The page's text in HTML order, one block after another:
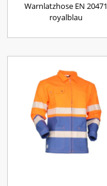
Warnlatzhose EN 20471
royalblau